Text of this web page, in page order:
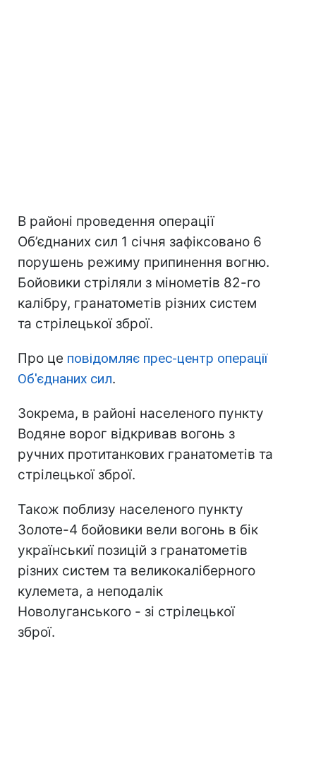
В районі проведення операції
Об’єднаних сил 1 січня зафіксовано 6
порушень режиму припинення вогню.
Бойовики стріляли з мінометів 82-го
калібру, гранатометів різних систем
та стрілецької зброї.
Про це повідомляє прес-центр операції
Об'єднаних сил.
Зокрема, в районі населеного пункту
Водяне ворог відкривав вогонь з
ручних протитанкових гранатометів та
стрілецької зброї.
Також поблизу населеного пункту
Золоте-4 бойовики вели вогонь в бік
українськиї позицій з гранатометів
різних систем та великокаліберного
кулемета, а неподалік
Новолуганського - зі стрілецької
зброї.